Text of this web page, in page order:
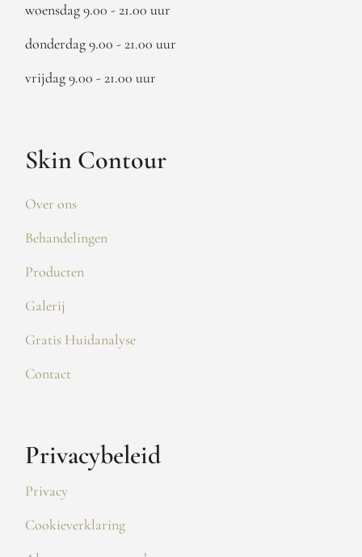
woensdag 9.00 - 21.00 uur
donderdag 9.00 - 21.00 uur
vrijdag 9.00 - 21.00 uur
Skin Contour
Over ons
Behandelingen
Producten
Galerij
Gratis Huidanalyse
Contact
Privacybeleid
Privacy
Cookieverklaring